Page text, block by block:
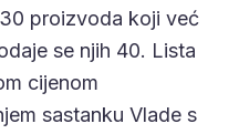
proizvoda koji već
se njih 40. Lista
cijenom
sastanku Vlade s